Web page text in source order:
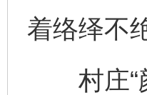
着络绎不
村庄“颜